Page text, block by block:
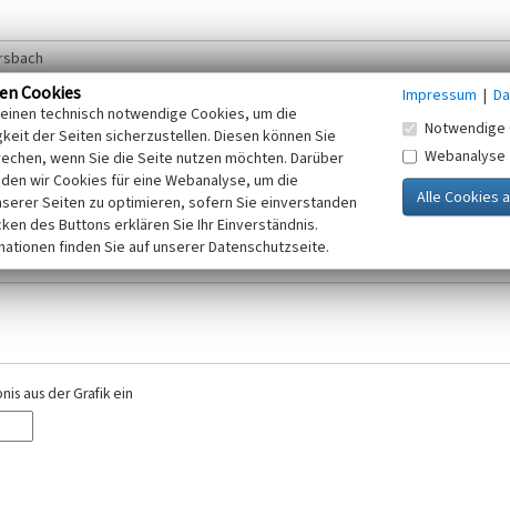
Mail-Adresse. Ihre Angaben werden ausschließlich im Rahmen der KuLaDig-
des Telemediengesetzes, des Datenschutzgesetzes NRW und der seit
beachten Sie bitte unsere Hinweise zumDatenschutz
aus der Grafik ein
Cookies
technisch notwendige Cookies, um die
der Seiten sicherzustellen. Diesen können Sie
wenn Sie die Seite nutzen möchten. Darüber
wir Cookies für eine Webanalyse, um die
Seiten zu optimieren, sofern Sie einverstanden
des Buttons erklären Sie Ihr Einverständnis.
finden Sie auf unserer Datenschutzseite.
Impressum |
Notwendige
Webanalyse